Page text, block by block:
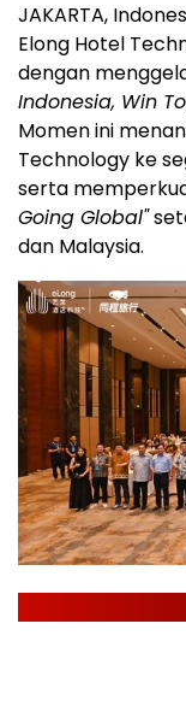
JAKARTA,
Elong Hotel
dengan
Indonesia, Win
Momen ini
Technology ke
serta
Going Global"
dan Malaysia.